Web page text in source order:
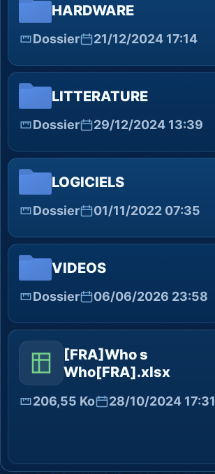
HARDWARE
Dossier 21/12/2024 17:14
LITTERATURE
Dossier 29/12/2024 13:39
LOGICIELS
Dossier 01/11/2022 07:35
VIDEOS
Dossier 06/06/2026 23:58
[FRA]Who s
Who[FRA].xlsx
206,55 Ko 28/10/2024 17:31